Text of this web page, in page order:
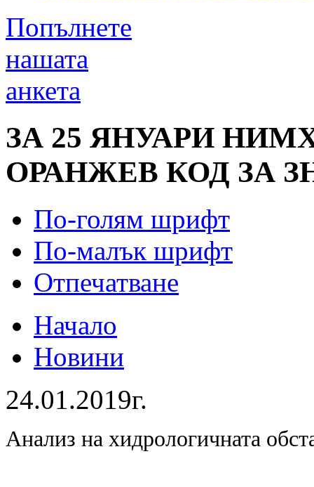
Попълнете
нашата
анкета
ЗА 25 ЯНУАРИ
ОРАНЖЕВ КОД ЗА
По-голям шрифт
По-малък шрифт
Отпечатване
Начало
Новини
24.01.2019г.
Анализ на хидрологичната